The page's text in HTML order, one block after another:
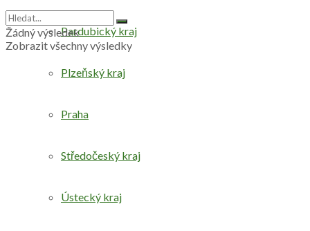
Pardubický kraj
Plzeňský kraj
Praha
Středočeský kraj
Ústecký kraj
Žádný výsledek
Zobrazit všechny výsledky